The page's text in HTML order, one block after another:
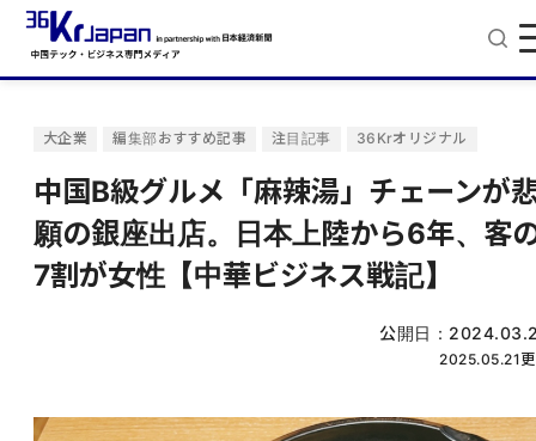
大企業 編集部おすすめ記事 注目記事 36Krオリジナル
中国B級グルメ「麻辣湯」チェーンが
願の銀座出店。日本上陸から6年、客
7割が女性【中華ビジネス戦記】
公開日：
2025.05.21